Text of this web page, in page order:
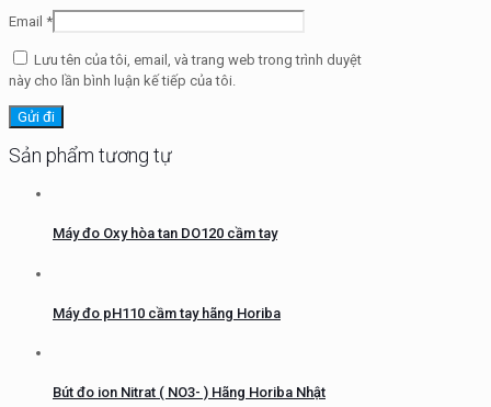
Email *
Lưu tên của tôi, email, và trang web trong trình duyệt
này cho lần bình luận kế tiếp của tôi.
Sản phẩm tương tự
Máy đo Oxy hòa tan DO120 cầm tay
Máy đo pH110 cầm tay hãng Horiba
Bút đo ion Nitrat ( NO3- ) Hãng Horiba Nhật